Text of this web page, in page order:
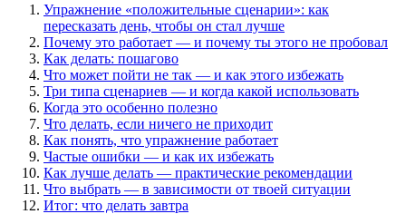
Упражнение «положительные сценарии»: как
пересказать день, чтобы он стал лучше
Почему это работает — и почему ты этого не пробовал
Как делать: пошагово
Что может пойти не так — и как этого избежать
Три типа сценариев — и когда какой использовать
Когда это особенно полезно
Что делать, если ничего не приходит
Как понять, что упражнение работает
Частые ошибки — и как их избежать
Как лучше делать — практические рекомендации
Что выбрать — в зависимости от твоей ситуации
Итог: что делать завтра